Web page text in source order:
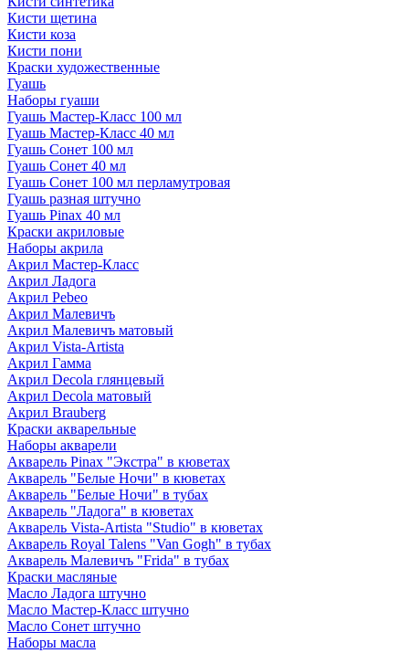
Кисти щетина
Кисти коза
Кисти пони
Краски художественные
Гуашь
Наборы гуаши
Гуашь Мастер-Класс 100 мл
Гуашь Мастер-Класс 40 мл
Гуашь Сонет 100 мл
Гуашь Сонет 40 мл
Гуашь Сонет 100 мл перламутровая
Гуашь разная штучно
Гуашь Pinax 40 мл
Краски акриловые
Наборы акрила
Акрил Мастер-Класс
Акрил Ладога
Акрил Pebeo
Акрил Малевичъ
Акрил Малевичъ матовый
Акрил Vista-Artista
Акрил Гамма
Акрил Decola глянцевый
Акрил Decola матовый
Акрил Brauberg
Краски акварельные
Наборы акварели
Акварель Pinax "Экстра" в кюветах
Акварель "Белые Ночи" в кюветах
Акварель "Белые Ночи" в тубах
Акварель "Ладога" в кюветах
Акварель Vista-Artista "Studio" в кюветах
Акварель Royal Talens "Van Gogh" в тубах
Акварель Малевичъ "Frida" в тубах
Краски масляные
Масло Ладога штучно
Масло Мастер-Класс штучно
Масло Сонет штучно
Наборы масла